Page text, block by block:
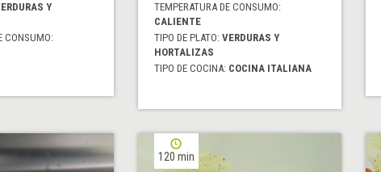
Y
CONSUMO:
TEMPERATURA DE CONSUMO:
CALIENTE
TIPO DE PLATO: VERDURAS Y
HORTALIZAS
TIPO DE COCINA: COCINA ITALIANA
120 min